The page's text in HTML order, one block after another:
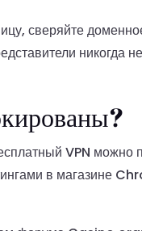
сверяйте
никогда
VPN
в магазине